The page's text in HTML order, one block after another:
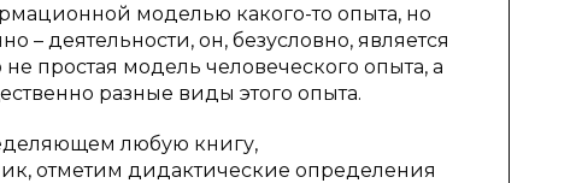
моделью какого-то опыта, но
– деятельности, он, безусловно, является
простая модель человеческого опыта, а
разные виды этого опыта.
любую книгу,
отметим дидактические определения